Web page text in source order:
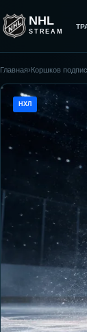
NHL
STREAM
Главная›Коршков
НХЛ